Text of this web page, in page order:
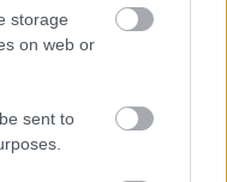
storage
on web or
sent to
nem nagyon
hogy ez volt a
de legalább a
a játékuk
itt megtiszteltetés